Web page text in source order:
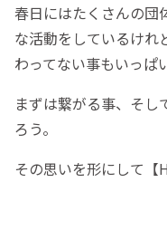
春日にはたくさんの団
な活動をしているけれ
わってない事もいっぱ
まずは繋がる事、そ
ろう。
その思いを形にして【